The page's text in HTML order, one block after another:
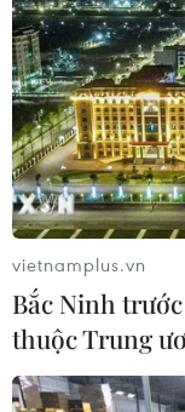
vietnamplus.vn
Bắc Ninh
thuộc Trung